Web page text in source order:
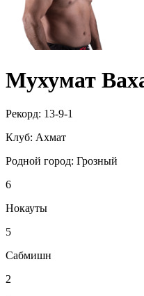
Мухумат
Рекорд: 13-9-1
Клуб: Ахмат
Родной город: Грозный
6
Нокауты
5
Сабмишн
2